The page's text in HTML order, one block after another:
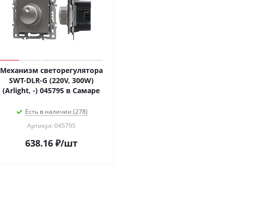
Механизм светорегулятора
SWT-DLR-G (220V, 300W)
(Arlight, -) 045795 в Самаре
Есть в наличии (278)
Артикул: 045795
638.16₽/шт